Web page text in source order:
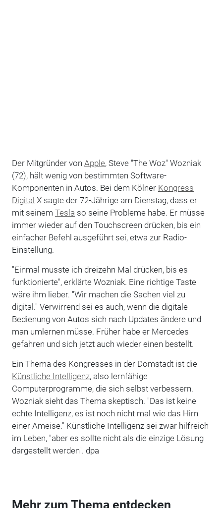
Der Mitgründer von Apple, Steve "The Woz" Wozniak
(72), hält wenig von bestimmten Software-
Komponenten in Autos. Bei dem Kölner Kongress
Digital X sagte der 72-Jährige am Dienstag, dass er
mit seinem Tesla so seine Probleme habe. Er müsse
immer wieder auf den Touchscreen drücken, bis ein
einfacher Befehl ausgeführt sei, etwa zur Radio-
Einstellung.
"Einmal musste ich dreizehn Mal drücken, bis es
funktionierte", erklärte Wozniak. Eine richtige Taste
wäre ihm lieber. "Wir machen die Sachen viel zu
digital." Verwirrend sei es auch, wenn die digitale
Bedienung von Autos sich nach Updates ändere und
man umlernen müsse. Früher habe er Mercedes
gefahren und sich jetzt auch wieder einen bestellt.
Ein Thema des Kongresses in der Domstadt ist die
Künstliche Intelligenz, also lernfähige
Computerprogramme, die sich selbst verbessern.
Wozniak sieht das Thema skeptisch. "Das ist keine
echte Intelligenz, es ist noch nicht mal wie das Hirn
einer Ameise." Künstliche Intelligenz sei zwar hilfreich
im Leben, "aber es sollte nicht als die einzige Lösung
dargestellt werden". dpa
Mehr zum Thema entdecken